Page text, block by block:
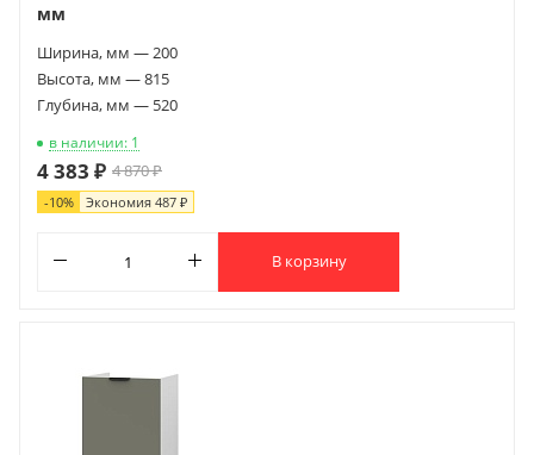
мм
Ширина, мм — 200
Высота, мм — 815
Глубина, мм — 520
в наличии: 1
4 383 ₽ 4 870 ₽
-10% Экономия 487 ₽
В корзину